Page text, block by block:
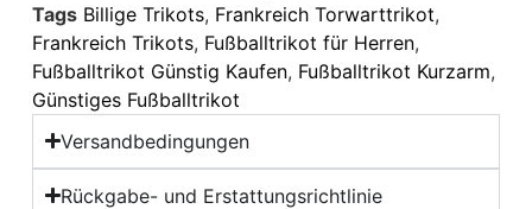
Tags Billige Trikots, Frankreich Torwarttrikot,
Frankreich Trikots, Fußballtrikot für Herren,
Fußballtrikot Günstig Kaufen, Fußballtrikot Kurzarm,
Günstiges Fußballtrikot
Versandbedingungen
Rückgabe- und Erstattungsrichtlinie